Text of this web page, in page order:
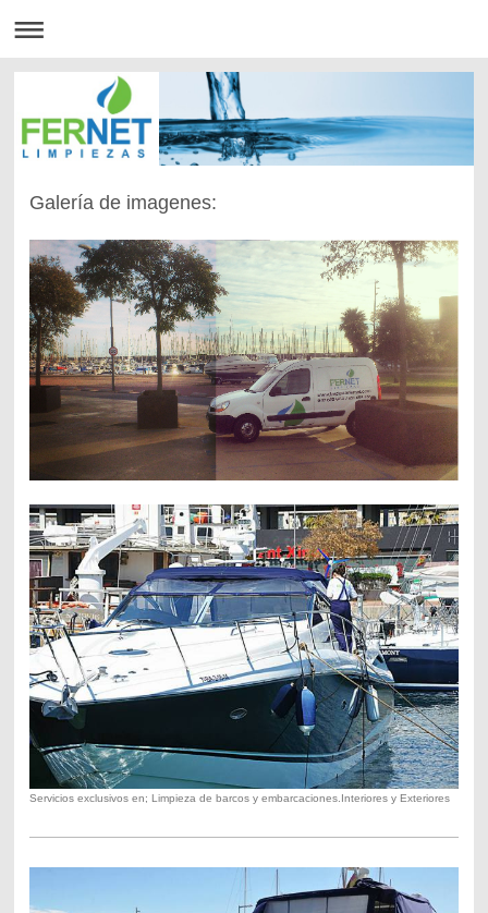
Galería de imagenes:
Servicios exclusivos en; Limpieza de barcos y embarcaciones.Interiores y Exteriores